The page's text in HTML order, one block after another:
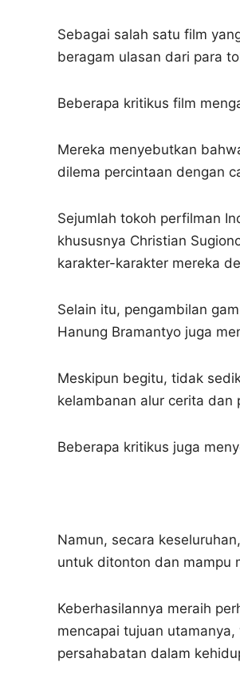
Sebagai salah satu film
beragam ulasan dari para
Beberapa kritikus film
Mereka menyebutkan
dilema percintaan dengan
Sejumlah tokoh perfilman
khususnya Christian
karakter-karakter mereka
Selain itu, pengambilan
Hanung Bramantyo juga
Meskipun begitu, tidak
kelambanan alur cerita dan
Beberapa kritikus juga
Namun, secara
untuk ditonton dan mampu
Keberhasilannya meraih
mencapai tujuan
persahabatan dalam